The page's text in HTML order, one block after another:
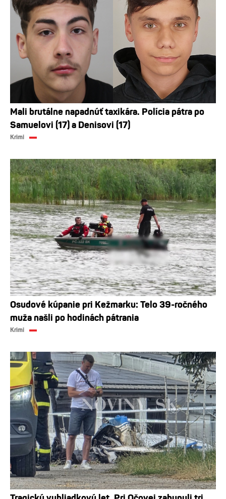
Mali brutálne napadnúť taxikára. Polícia pátra po
Samuelovi (17) a Denisovi (17)
Krimi
Osudové kúpanie pri Kežmarku: Telo 39-ročného
muža našli po hodinách pátrania
Krimi